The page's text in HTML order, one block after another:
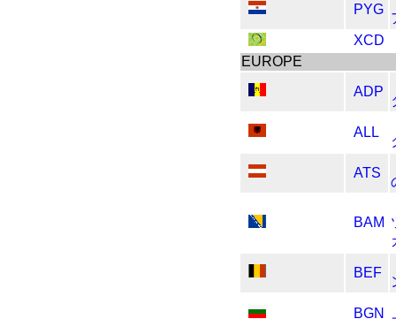
PYG
XCD
EUROPE
ADP
ALL
ATS
BAM
BEF
BGN